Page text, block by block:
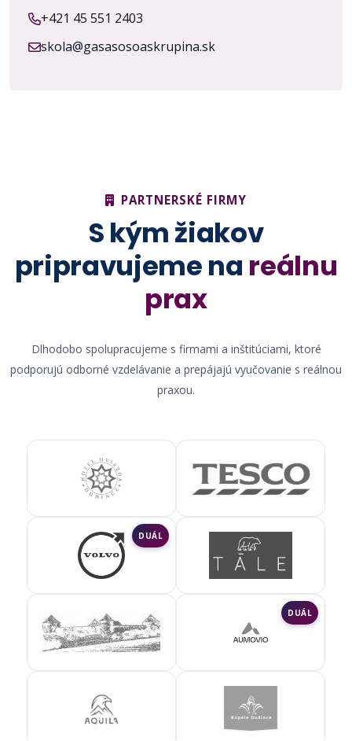
+421 45 551 2403
skola@gasasosoaskrupina.sk
PARTNERSKÉ FIRMY
S kým žiakov
pripravujeme na reálnu
prax
Dlhodobo spolupracujeme s firmami a inštitúciami, ktoré
podporujú odborné vzdelávanie a prepájajú vyučovanie s reálnou
praxou.
DUÁL
DUÁL